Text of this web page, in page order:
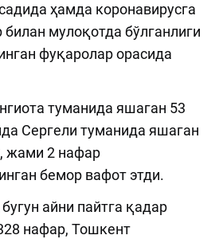
ҳамда коронавирусга
мулоқотда бўлганлиги
фуқаролар орасида
туманида яшаган 53
Сергели туманида яшаган
жами 2 нафар
бемор вафот этди.
айни пайтга қадар
нафар, Тошкент